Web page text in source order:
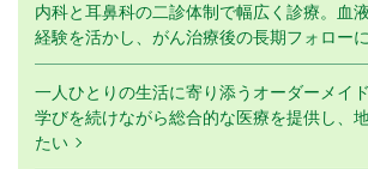
内科と耳鼻科の二診体制で幅広く診療。血
経験を活かし、がん治療後の長期フォロー
一人ひとりの生活に寄り添うオーダーメイ
学びを続けながら総合的な医療を提供し、
たい